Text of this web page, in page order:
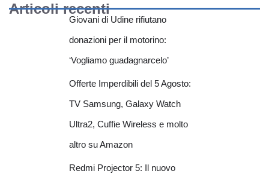
Articoli recenti
Giovani di Udine rifiutano
donazioni per il motorino:
‘Vogliamo guadagnarcelo’
Offerte Imperdibili del 5 Agosto:
TV Samsung, Galaxy Watch
Ultra2, Cuffie Wireless e molto
altro su Amazon
Redmi Projector 5: Il nuovo